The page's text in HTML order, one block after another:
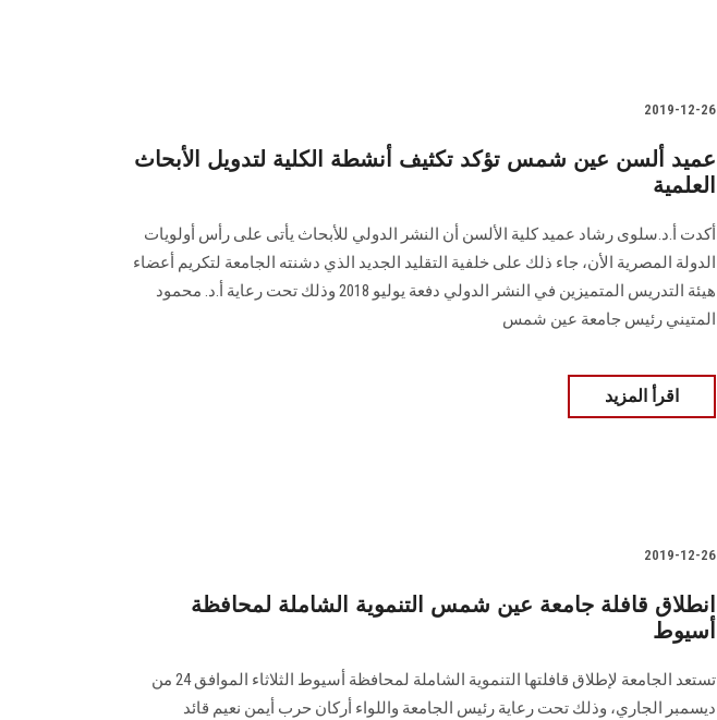
2019-12-26
عميد ألسن عين شمس تؤكد تكثيف أنشطة الكلية لتدويل الأبحاث
العلمية
أكدت أ.د.سلوى رشاد عميد كلية الألسن أن النشر الدولي للأبحاث يأتى على رأس أولويات
الدولة المصرية الأن، جاء ذلك على خلفية التقليد الجديد الذي دشنته الجامعة لتكريم أعضاء
هيئة التدريس المتميزين في النشر الدولي دفعة يوليو 2018 وذلك تحت رعاية أ.د. محمود
المتيني رئيس جامعة عين شمس
اقرأ المزيد
2019-12-26
انطلاق قافلة جامعة عين شمس التنموية الشاملة لمحافظة
أسيوط
تستعد الجامعة لإطلاق قافلتها التنموية الشاملة لمحافظة أسيوط الثلاثاء الموافق 24 من
ديسمبر الجاري، وذلك تحت رعاية رئيس الجامعة واللواء أركان حرب أيمن نعيم قائد